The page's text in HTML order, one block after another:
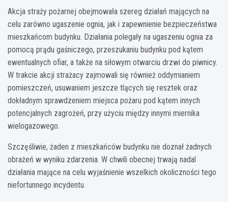
Akcja straży pożarnej obejmowała szereg działań mających na
celu zarówno ugaszenie ognia, jak i zapewnienie bezpieczeństwa
mieszkańcom budynku. Działania polegały na ugaszeniu ognia za
pomocą prądu gaśniczego, przeszukaniu budynku pod kątem
ewentualnych ofiar, a także na siłowym otwarciu drzwi do piwnicy.
W trakcie akcji strażacy zajmowali się również oddymianiem
pomieszczeń, usuwaniem jeszcze tlących się resztek oraz
dokładnym sprawdzeniem miejsca pożaru pod kątem innych
potencjalnych zagrożeń, przy użyciu między innymi miernika
wielogazowego.
Szczęśliwie, żaden z mieszkańców budynku nie doznał żadnych
obrażeń w wyniku zdarzenia. W chwili obecnej trwają nadal
działania mające na celu wyjaśnienie wszelkich okoliczności tego
niefortunnego incydentu.